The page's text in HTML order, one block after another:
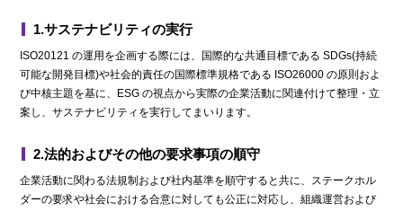
1.サステナビリティの実行
ISO20121 の運用を企画する際には、国際的な共通目標である SDGs(持続
可能な開発目標)や社会的責任の国際標準規格である ISO26000 の原則およ
び中核主題を基に、ESG の視点から実際の企業活動に関連付けて整理・立
案し、サステナビリティを実行してまいります。
2.法的およびその他の要求事項の順守
企業活動に関わる法規制および社内基準を順守すると共に、ステークホル
ダーの要求や社会における合意に対しても公正に対応し、組織運営および